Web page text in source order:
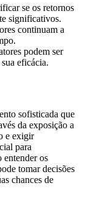
se os retornos
significativos.
continuam a
podem ser
eficácia.
sofisticada que
da exposição a
e exigir
para
os
tomar decisões
chances de